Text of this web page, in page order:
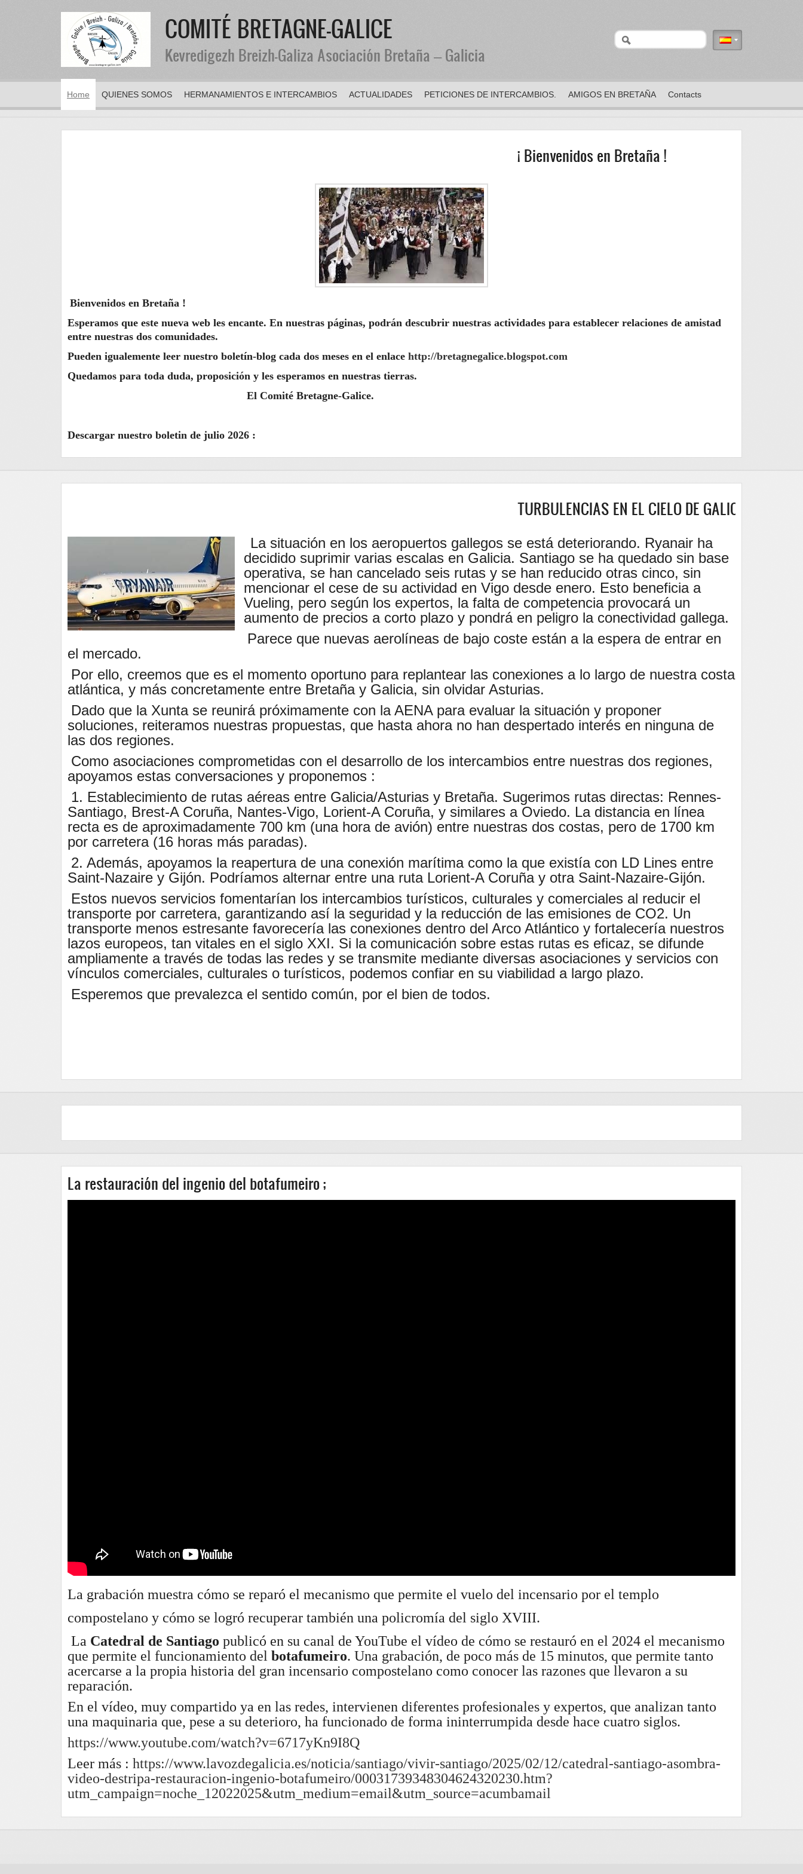
COMITÉ BRETAGNE-GALICE
Kevredigezh Breizh-Galiza Asociación Bretaña – Galicia
Home QUIENES SOMOS HERMANAMIENTOS E INTERCAMBIOS ACTUALIDADES PETICIONES DE INTERCAMBIOS. AMIGOS EN BRETAÑA Contacts
¡ Bienvenidos en Bretaña !
Bienvenidos en Bretaña !
Esperamos que este nueva web les encante. En nuestras páginas, podrán descubrir nuestras actividades para establecer relaciones de amistad
entre nuestras dos comunidades.
Pueden igualemente leer nuestro boletín-blog cada dos meses en el enlace http://bretagnegalice.blogspot.com
Quedamos para toda duda, proposición y les esperamos en nuestras tierras.
El Comité Bretagne-Galice.
Descargar nuestro boletin de julio 2026 :
TURBULENCIAS EN EL CIELO DE GALICIA :
La situación en los aeropuertos gallegos se está deteriorando. Ryanair ha
decidido suprimir varias escalas en Galicia. Santiago se ha quedado sin base
operativa, se han cancelado seis rutas y se han reducido otras cinco, sin
mencionar el cese de su actividad en Vigo desde enero. Esto beneficia a
Vueling, pero según los expertos, la falta de competencia provocará un
aumento de precios a corto plazo y pondrá en peligro la conectividad gallega.
Parece que nuevas aerolíneas de bajo coste están a la espera de entrar en
el mercado.
Por ello, creemos que es el momento oportuno para replantear las conexiones a lo largo de nuestra costa
atlántica, y más concretamente entre Bretaña y Galicia, sin olvidar Asturias.
Dado que la Xunta se reunirá próximamente con la AENA para evaluar la situación y proponer
soluciones, reiteramos nuestras propuestas, que hasta ahora no han despertado interés en ninguna de
las dos regiones.
Como asociaciones comprometidas con el desarrollo de los intercambios entre nuestras dos regiones,
apoyamos estas conversaciones y proponemos :
1. Establecimiento de rutas aéreas entre Galicia/Asturias y Bretaña. Sugerimos rutas directas: Rennes-
Santiago, Brest-A Coruña, Nantes-Vigo, Lorient-A Coruña, y similares a Oviedo. La distancia en línea
recta es de aproximadamente 700 km (una hora de avión) entre nuestras dos costas, pero de 1700 km
por carretera (16 horas más paradas).
2. Además, apoyamos la reapertura de una conexión marítima como la que existía con LD Lines entre
Saint-Nazaire y Gijón. Podríamos alternar entre una ruta Lorient-A Coruña y otra Saint-Nazaire-Gijón.
Estos nuevos servicios fomentarían los intercambios turísticos, culturales y comerciales al reducir el
transporte por carretera, garantizando así la seguridad y la reducción de las emisiones de CO2. Un
transporte menos estresante favorecería las conexiones dentro del Arco Atlántico y fortalecería nuestros
lazos europeos, tan vitales en el siglo XXI. Si la comunicación sobre estas rutas es eficaz, se difunde
ampliamente a través de todas las redes y se transmite mediante diversas asociaciones y servicios con
vínculos comerciales, culturales o turísticos, podemos confiar en su viabilidad a largo plazo.
Esperemos que prevalezca el sentido común, por el bien de todos.
La restauración del ingenio del botafumeiro ;
La grabación muestra cómo se reparó el mecanismo que permite el vuelo del incensario por el templo
compostelano y cómo se logró recuperar también una policromía del siglo XVIII.
La Catedral de Santiago publicó en su canal de YouTube el vídeo de cómo se restauró en el 2024 el mecanismo
que permite el funcionamiento del botafumeiro. Una grabación, de poco más de 15 minutos, que permite tanto
acercarse a la propia historia del gran incensario compostelano como conocer las razones que llevaron a su
reparación.
En el vídeo, muy compartido ya en las redes, intervienen diferentes profesionales y expertos, que analizan tanto
una maquinaria que, pese a su deterioro, ha funcionado de forma ininterrumpida desde hace cuatro siglos.
https://www.youtube.com/watch?v=6717yKn9I8Q
Leer más : https://www.lavozdegalicia.es/noticia/santiago/vivir-santiago/2025/02/12/catedral-santiago-asombra-
video-destripa-restauracion-ingenio-botafumeiro/00031739348304624320230.htm?
utm_campaign=noche_12022025&utm_medium=email&utm_source=acumbamail